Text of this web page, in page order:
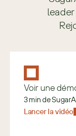
leader
Voir une
3 min de
Lancer la vidéo